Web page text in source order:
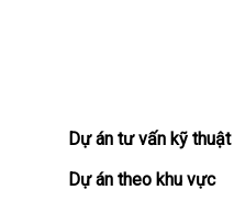
Dự án tư vấn kỹ thuật
Dự án theo khu vực